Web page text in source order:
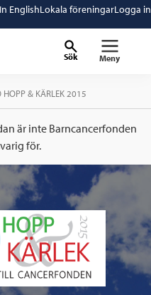
In EnglishLokala föreningarLogga in
Sök Meny
HOPP & KÄRLEK 2015
är inte Barncancerfonden
för.